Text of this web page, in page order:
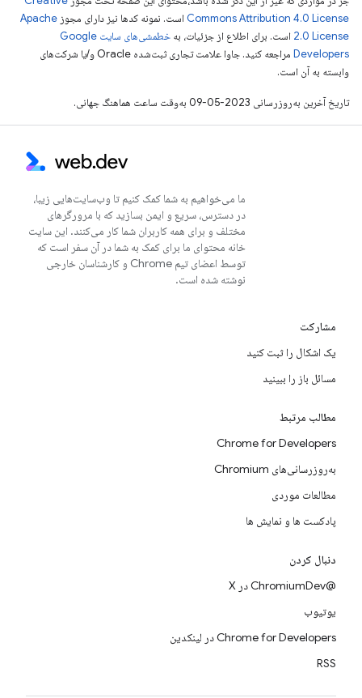
Commons Attribution 4.0 License است. نمونه کدها نیز دارای مجوز Apache
2.0 License است. برای اطلاع از جزئیات، به
خطمشی‌های سایت Google
Developers‏
مراجعه کنید. جاوا علامت تجاری ثبت‌شده Oracle و/یا شرکت‌های
وابسته به آن است.
تاریخ آخرین به‌روزرسانی 2023-05-09 به‌وقت ساعت هماهنگ جهانی.
ما می‌خواهیم به شما کمک کنیم تا وب‌سایت‌هایی زیبا،
در دسترس، سریع و ایمن بسازید که با مرورگرهای
مختلف و برای همه کاربران شما کار می‌کنند. این سایت
خانه محتوای ما برای کمک به شما در آن سفر است که
توسط اعضای تیم Chrome و کارشناسان خارجی
نوشته شده است.
مشارکت
یک اشکال را ثبت کنید
مسائل باز را ببینید
مطالب مرتبط
Chrome for Developers
به‌روزرسانی‌های Chromium
مطالعات موردی
پادکست ها و نمایش ها
دنبال کردن
@ChromiumDev در X
یوتیوب
Chrome for Developers در لینکدین
RSS